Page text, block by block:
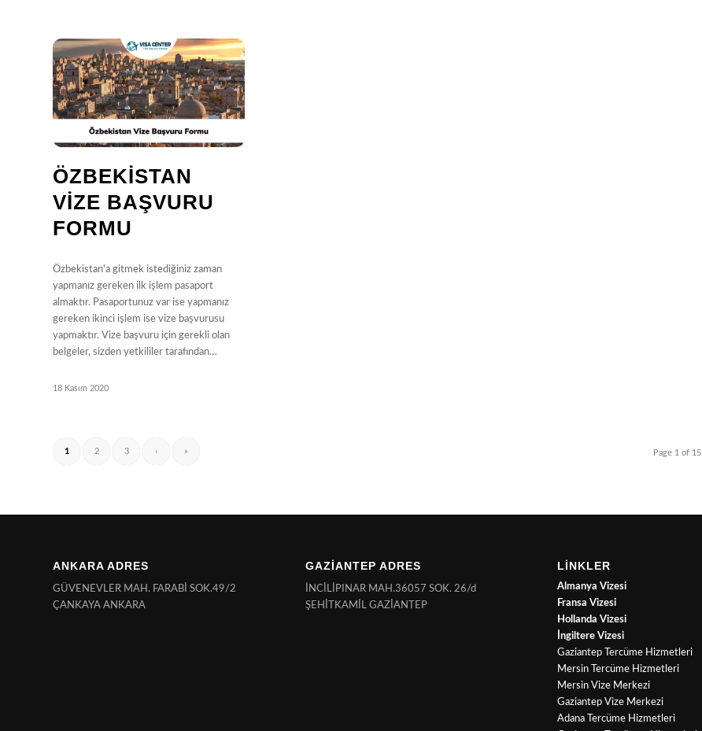
ÖZBEKISTAN
VIZE BAŞVURU
FORMU
Özbekistan'a gitmek istediğiniz zaman
yapmanız gereken ilk işlem pasaport
almaktır. Pasaportunuz var ise yapmanız
gereken ikinci işlem ise vize başvurusu
yapmaktır. Vize başvuru için gerekli olan
belgeler, sizden yetkililer tarafından…
18 Kasım 2020
Page 1 of 15
1 2 3 › »
ANKARA ADRES
GÜVENEVLER MAH. FARABİ SOK.49/2
ÇANKAYA ANKARA
GAZİANTEP ADRES
İNCİLİPINAR MAH.36057 SOK. 26/d
ŞEHİTKAMİL GAZİANTEP
LİNKLER
Almanya Vizesi
Fransa Vizesi
Hollanda Vizesi
İngiltere Vizesi
Gaziantep Tercüme Hizmetleri
Mersin Tercüme Hizmetleri
Mersin Vize Merkezi
Gaziantep Vize Merkezi
Adana Tercüme Hizmetleri